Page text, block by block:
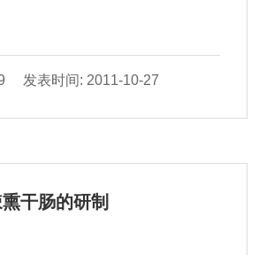
发表时间: 2011-10-27
干肠的研制